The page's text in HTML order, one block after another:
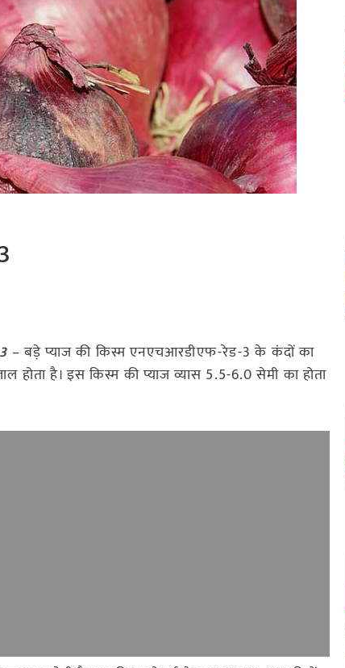
– बड़े प्याज की किस्म एनएचआरडीएफ-रेड-3 के कंदों का
है। इस किस्म की प्याज व्यास 5.5-6.0 सेमी का होता